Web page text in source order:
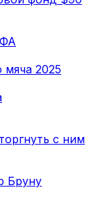
мяча 2025
с ним
Бруну